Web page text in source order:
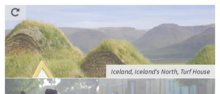
Iceland, Iceland's North, Turf House